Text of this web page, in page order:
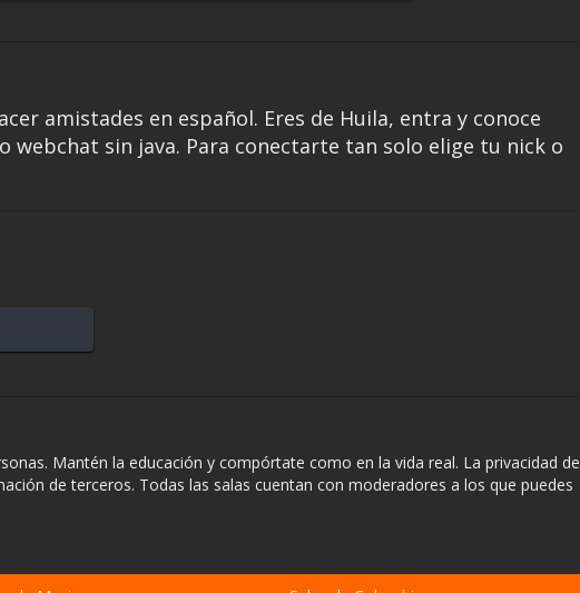
amistades en español. Eres de Huila, entra y conoce
webchat sin java. Para conectarte tan solo elige tu nick o
Mantén la educación y compórtate como en la vida real. La privacidad de
de terceros. Todas las salas cuentan con moderadores a los que puedes